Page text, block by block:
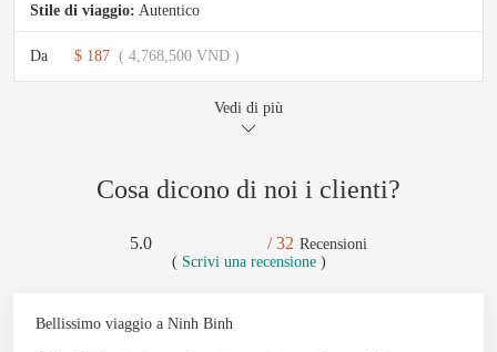
Stile di viaggio: Autentico
Da $ 187 ( 4,768,500 VND )
Vedi di più
Cosa dicono di noi i clienti?
5.0 / 32 Recensioni
( Scrivi una recensione)
Bellissimo viaggio a Ninh Binh